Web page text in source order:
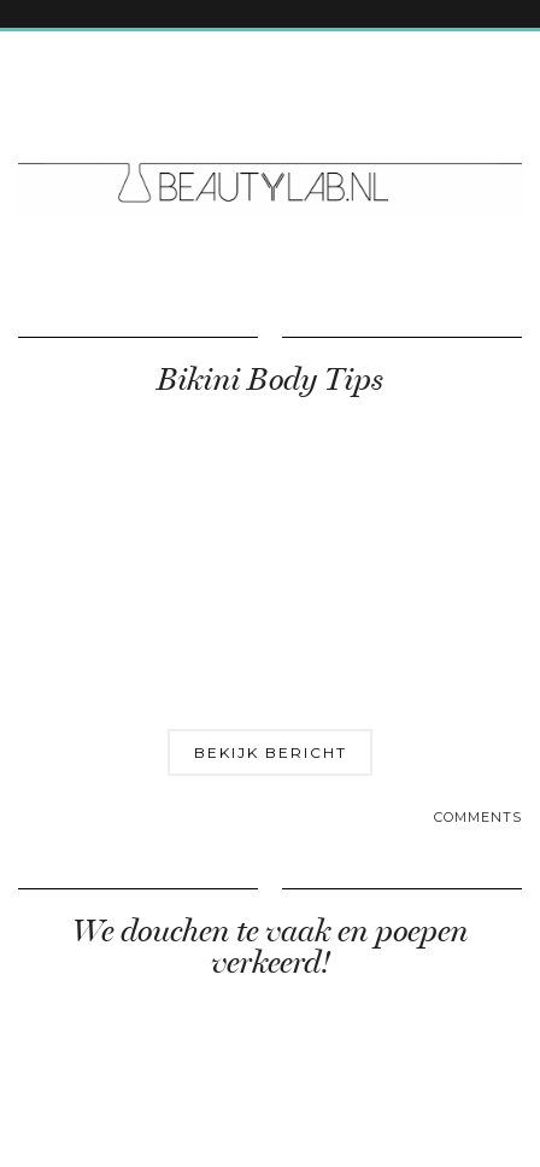
Bikini Body Tips
BEKIJK BERICHT
COMMENTS
We douchen te vaak en poepen
verkeerd!